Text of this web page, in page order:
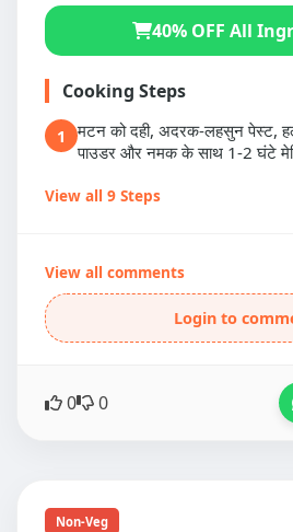
40% OFF All
Cooking Steps
1
मटन को दही, अदरक-लहसुन पेस्ट,
पाउडर और नमक के साथ 1-2 घंटे
View all 9 Steps
View all comments
Login to
0 0
Non-Veg